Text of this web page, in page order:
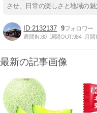
させ、日常の楽しさと地域の
2132137 9
週間IN:80 週間OUT:984 月間
最新の記事画像